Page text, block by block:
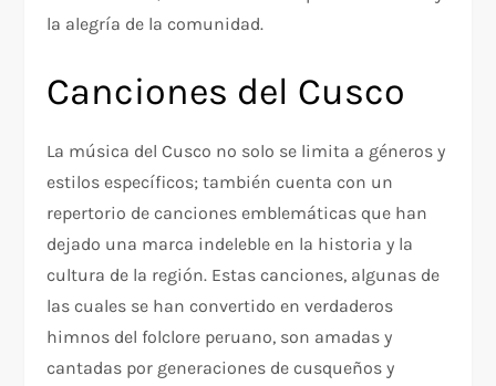
la alegría de la comunidad.
Canciones del Cusco
La música del Cusco no solo se limita a géneros y
estilos específicos; también cuenta con un
repertorio de canciones emblemáticas que han
dejado una marca indeleble en la historia y la
cultura de la región. Estas canciones, algunas de
las cuales se han convertido en verdaderos
himnos del folclore peruano, son amadas y
cantadas por generaciones de cusqueños y